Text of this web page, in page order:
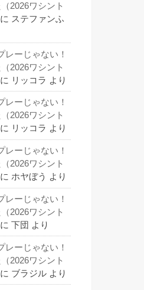
2026ワシント
に ステファンふ
レーじゃない！
2026ワシント
に リッコラ より
レーじゃない！
2026ワシント
に リッコラ より
レーじゃない！
2026ワシント
に ホヤぼう より
レーじゃない！
2026ワシント
に 下団 より
レーじゃない！
2026ワシント
に ブラジル より